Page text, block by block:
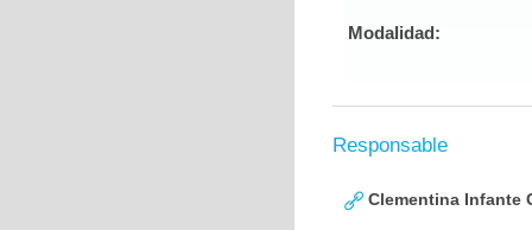
Modalidad:
Responsable
Clementina Infante